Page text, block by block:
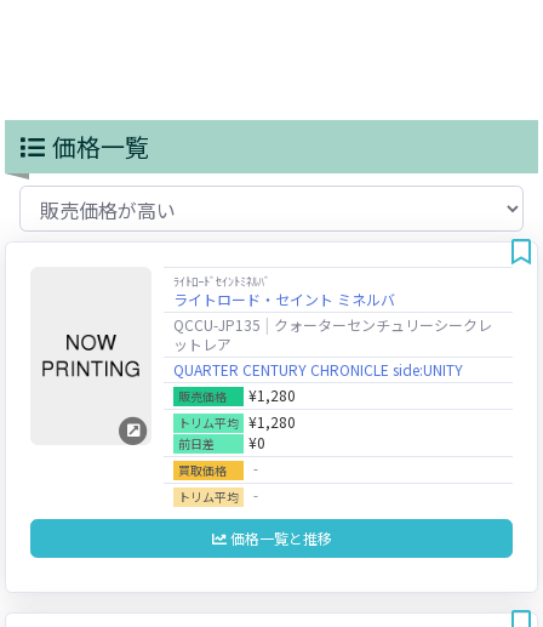
価格一覧
ﾗｲﾄﾛｰﾄﾞｾｲﾝﾄﾐﾈﾙﾊﾞ
ライトロード・セイント ミネルバ
QCCU-JP135
クォーターセンチュリーシークレ
ットレア
QUARTER CENTURY CHRONICLE side:UNITY
販売価格 ¥1,280
トリム平均 ¥1,280
前日差 ¥0
買取価格 ‐
トリム平均 ‐
価格一覧と推移